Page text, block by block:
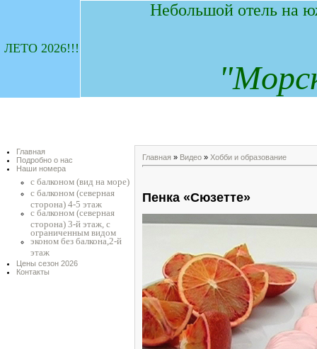
ЛЕТО 2026!!!
Небольшой отель на
"М
Главная
Подробно о нас
Наши номера
с балконом (вид на море)
с балконом (северная
сторона) 4-5 этаж
с балконом (северная
сторона) 3-й этаж, с
ограниченным видом
эконом без балкона,2-й
этаж
Цены сезон 2026
Контакты
Главная » Видео » Хобби и образование
Пенка «Сюзетте»